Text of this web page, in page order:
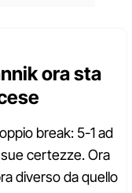
ora sta
break: 5-1 ad
certezze. Ora
diverso da quello